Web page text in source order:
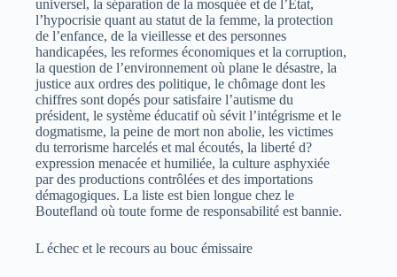
universel, la séparation de la mosquée et de l’Etat,
l’hypocrisie quant au statut de la femme, la protection
de l’enfance, de la vieillesse et des personnes
handicapées, les reformes économiques et la corruption,
la question de l’environnement où plane le désastre, la
justice aux ordres des politique, le chômage dont les
chiffres sont dopés pour satisfaire l’autisme du
président, le système éducatif où sévit l’intégrisme et le
dogmatisme, la peine de mort non abolie, les victimes
du terrorisme harcelés et mal écoutés, la liberté d?
expression menacée et humiliée, la culture asphyxiée
par des productions contrôlées et des importations
démagogiques. La liste est bien longue chez le
Boutefland où toute forme de responsabilité est bannie.
L échec et le recours au bouc émissaire